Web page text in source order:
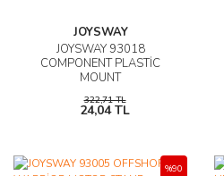
JOYSWAY
JOYSWAY 93018
COMPONENT PLASTİC
MOUNT
322,71 TL
24,04 TL
%90
AĞAÇ ve ÇALILAR
YÜZEY KAPLAMA MALZEMELERİ
ELEKTRONİK EKİPMAN ve YEDEK
TEKNİK KİTAP ve KATALOGLAR